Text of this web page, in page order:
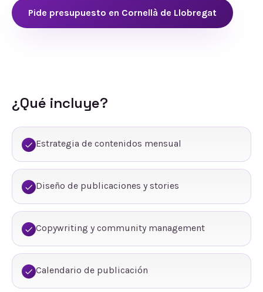
Pide presupuesto en Cornellà de Llobregat
¿Qué incluye?
Estrategia de contenidos mensual
Diseño de publicaciones y stories
Copywriting y community management
Calendario de publicación